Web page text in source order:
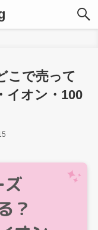
こで売って
イオン・100